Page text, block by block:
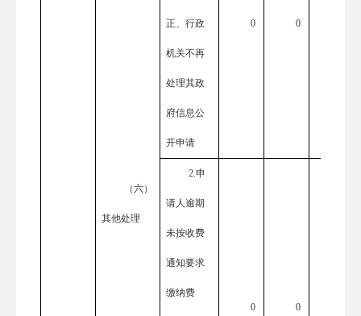
（六）
其他处理
正、行政
机关不再
处理其政
府信息公
开申请
0 0
2.申
请人逾期
未按收费
通知要求
缴纳费
0 0